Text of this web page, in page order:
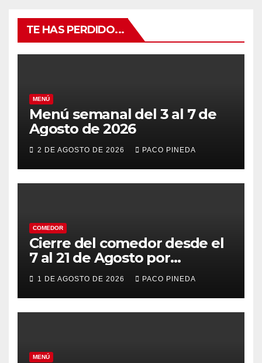
TE HAS PERDIDO...
MENÚ
Menú semanal del 3 al 7 de
Agosto de 2026
2 DE AGOSTO DE 2026 PACO PINEDA
COMEDOR
Cierre del comedor desde el
7 al 21 de Agosto por
vacaciones
1 DE AGOSTO DE 2026 PACO PINEDA
MENÚ